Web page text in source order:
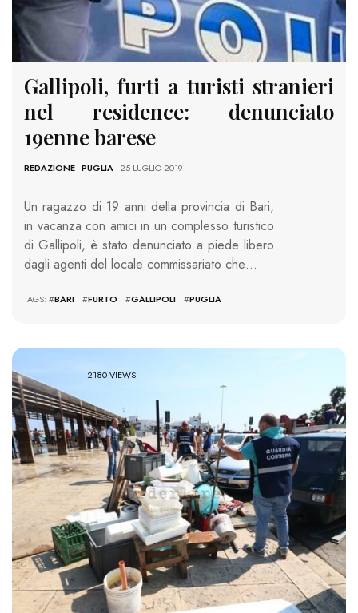
Gallipoli, furti a turisti stranieri
nel residence: denunciato
19enne barese
REDAZIONE-PUGLIA- 25 LUGLIO 2019
Un ragazzo di 19 anni della provincia di Bari,
in vacanza con amici in un complesso turistico
di Gallipoli, è stato denunciato a piede libero
dagli agenti del locale commissariato che…
TAGS: #BARI #FURTO #GALLIPOLI #PUGLIA
2180 VIEWS